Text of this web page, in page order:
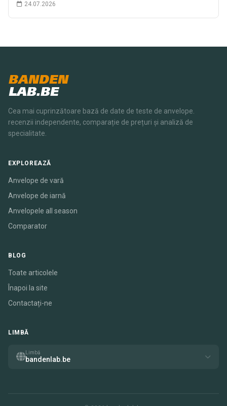
24.07.2026
BANDEN
LAB.BE
Cea mai cuprinzătoare bază de date de teste de anvelope.
recenzii independente, comparație de prețuri și analiză de
specialitate.
EXPLOREAZĂ
Anvelope de vară
Anvelope de iarnă
Anvelopele all season
Comparator
BLOG
Toate articolele
Înapoi la site
Contactați-ne
LIMBĂ
Limbă
bandenlab.be